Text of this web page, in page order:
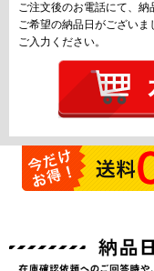
ご注文後のお電話にて、納
ご希望の納品日がござい
ご入力ください。